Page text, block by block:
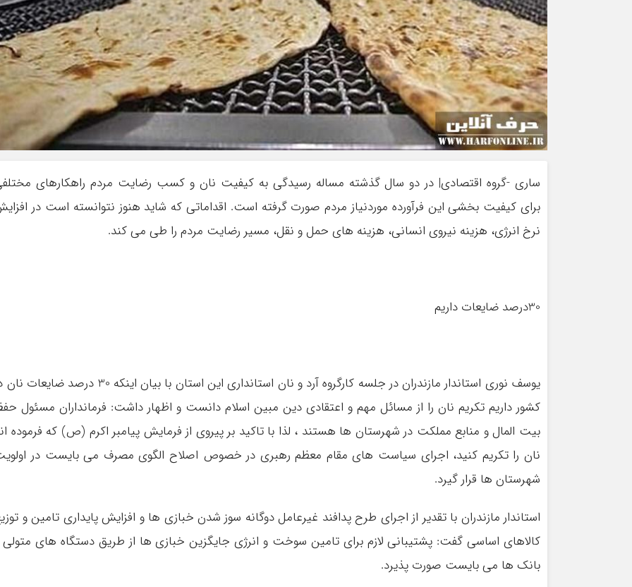
ساری -گروه اقتصادی| در دو سال گذشته مساله رسیدگی به کیفیت نان و کسب رضایت مردم راهکارهای
برای کیفیت بخشی این فرآورده موردنیاز مردم صورت گرفته است. اقداماتی که شاید هنوز نتوانسته است در
نرخ انرژی، هزینه نیروی انسانی، هزینه های حمل و نقل، مسیر رضایت مردم را طی می کند.
30درصد ضایعات داریم
یوسف نوری استاندار مازندران در جلسه کارگروه آرد و نان استانداری این استان با بیان اینکه 30 درصد
کشور داریم تکریم نان را از مسائل مهم و اعتقادی دین مبین اسلام دانست و اظهار داشت: فرمانداران مسئول
بیت المال و منابع مملکت در شهرستان ها هستند ، لذا با تاکید بر پیروی از فرمایش پیامبر اکرم (ص) که فرموده
نان را تکریم کنید، اجرای سیاست های مقام معظم رهبری در خصوص اصلاح الگوی مصرف می بایست در
شهرستان ها قرار گیرد.
استاندار مازندران با تقدیر از اجرای طرح پدافند غیرعامل دوگانه سوز شدن خبازی ها و افزایش پایداری تامین و
کالاهای اساسی گفت: پشتیبانی لازم برای تامین سوخت و انرژی جایگزین خبازی ها از طریق دستگاه های متولی
بانک ها می بایست صورت پذیرد.